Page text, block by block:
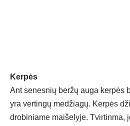
Ker­pės
Ant se­nes­nių ber­žų au­ga ker­pės
yra ver­tin­gų me­džia­gų. Ker­pės
dro­bi­nia­me mai­še­ly­je. Tvir­tin­ma,